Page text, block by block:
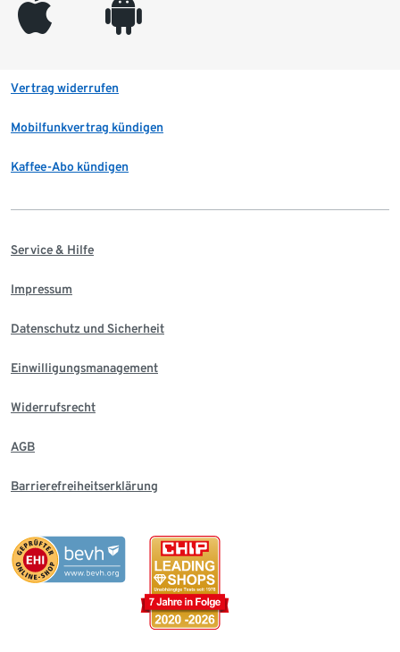
appleinc android
Vertrag widerrufen
Mobilfunkvertrag kündigen
Kaffee-Abo kündigen
Service & Hilfe
Impressum
Datenschutz und Sicherheit
Einwilligungsmanagement
Widerrufsrecht
AGB
Barrierefreiheitserklärung